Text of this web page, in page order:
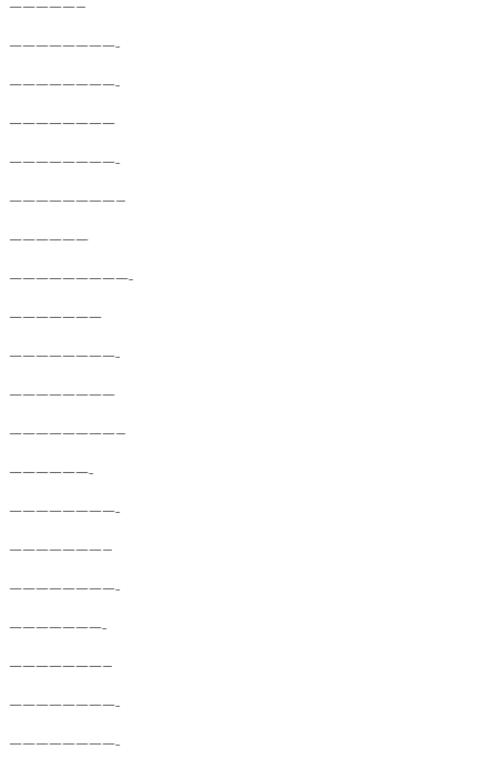
—————–
————————-
————————-
————————
————————-
————————–
——————
—————————-
———————
————————-
————————
————————–
——————-
————————-
———————–
————————-
———————-
———————–
————————-
————————-